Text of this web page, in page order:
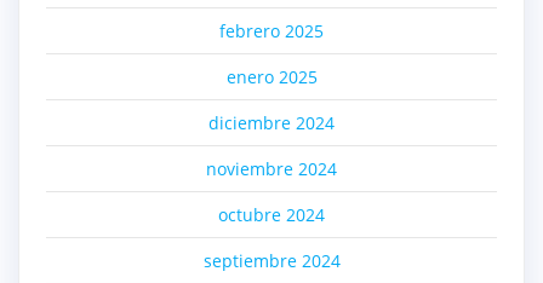
febrero 2025
enero 2025
diciembre 2024
noviembre 2024
octubre 2024
septiembre 2024